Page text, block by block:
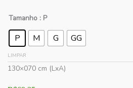
Tamanho : P
P M G GG
LIMPAR
130×070 cm (LxA)